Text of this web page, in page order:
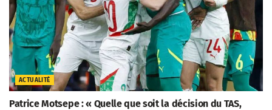
ACTUALITÉ
Patrice Motsepe : « Quelle que soit la décision du TAS,